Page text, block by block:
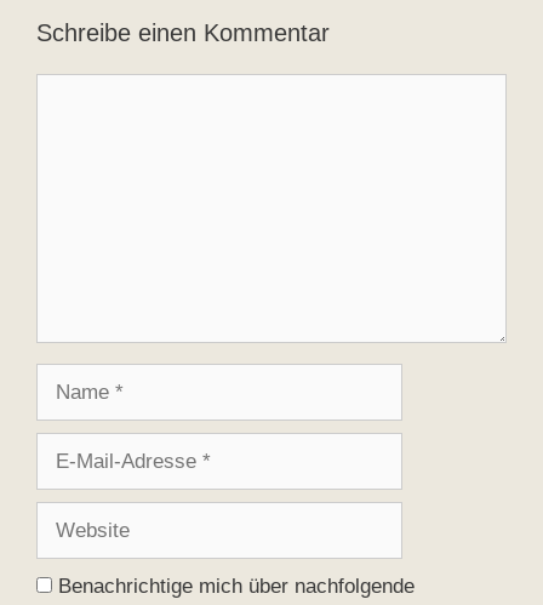
Schreibe einen Kommentar
Adresse
Benachrichtige mich über nachfolgende